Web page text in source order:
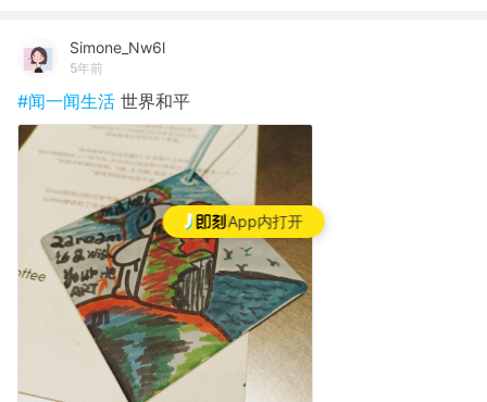
App内打开
Simone_Nw6l
5年前
#闻一闻生活 世界和平